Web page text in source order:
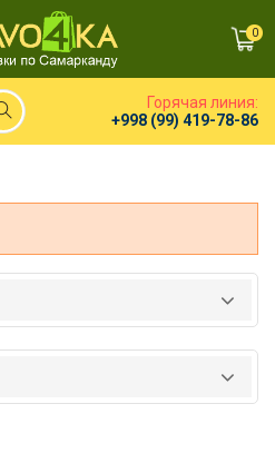
0
Горячая линия:
+998 (99) 419-78-86